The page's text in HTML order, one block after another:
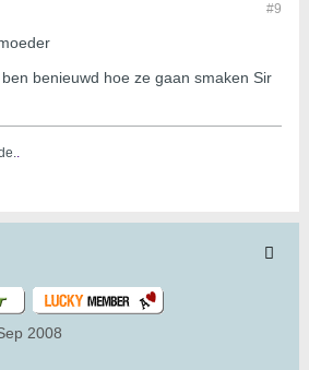
#9
benieuwd hoe ze gaan smaken Sir
.
2008